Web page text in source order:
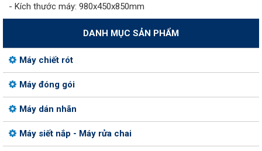
- Kích thước máy: 980x450x850mm
DANH MỤC SẢN PHẨM
Máy chiết rót
Máy đóng gói
Máy dán nhãn
Máy siết nắp - Máy rửa chai